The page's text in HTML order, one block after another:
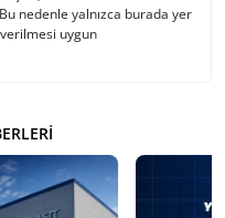
nedenle yalnızca burada yer
uygun